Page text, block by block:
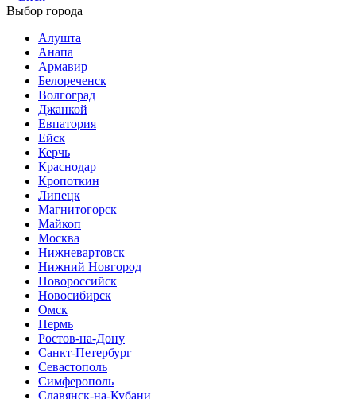
Выбор города
Алушта
Анапа
Армавир
Белореченск
Волгоград
Джанкой
Евпатория
Ейск
Керчь
Краснодар
Кропоткин
Липецк
Магнитогорск
Майкоп
Москва
Нижневартовск
Нижний Новгород
Новороссийск
Новосибирск
Омск
Пермь
Ростов-на-Дону
Санкт-Петербург
Севастополь
Симферополь
Славянск-на-Кубани